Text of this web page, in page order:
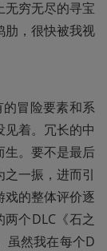
穷无尽的寻宝
肋，很快被我视
的冒险要素和系
着。冗长的中
生。要不是最后
一振，进而引
的整体评价逐
个DLC《石之
虽然我在每个D